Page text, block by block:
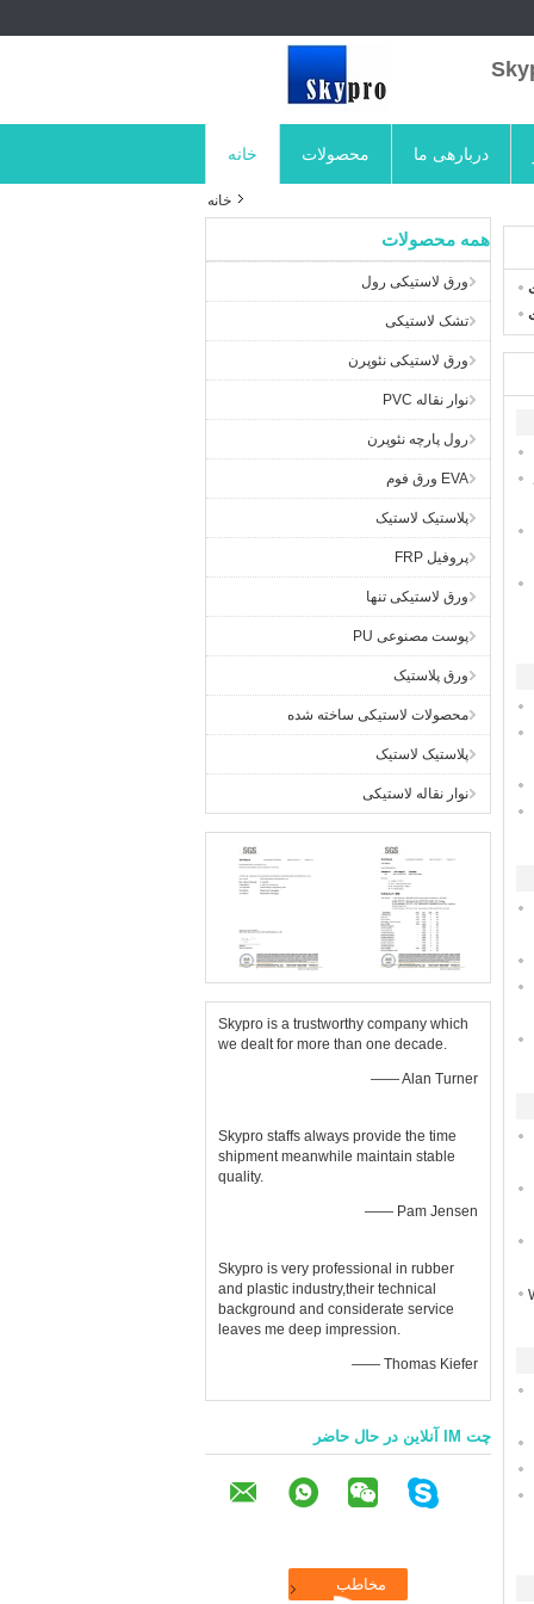
خانه محصولات دربارهی ما
خانه
همه محصولات
ورق لاستیکی رول
تشک لاستیکی
ورق لاستیکی نئوپرن
نوار نقاله PVC
رول پارچه نئوپرن
EVA ورق فوم
پلاستیک لاستیک
پروفیل FRP
ورق لاستیکی تنها
پوست مصنوعی PU
ورق پلاستیک
محصولات لاستیکی ساخته شده
پلاستیک لاستیک
نوار نقاله لاستیکی
Skypro is a trustworthy company which
we dealt for more than one decade.
—— Alan Turner
Skypro staffs always provide the time
shipment meanwhile maintain stable
quality.
—— Pam Jensen
Skypro is very professional in rubber
and plastic industry,their technical
background and considerate service
leaves me deep impression.
—— Thomas Kiefer
چت IM آنلاین در حال حاضر